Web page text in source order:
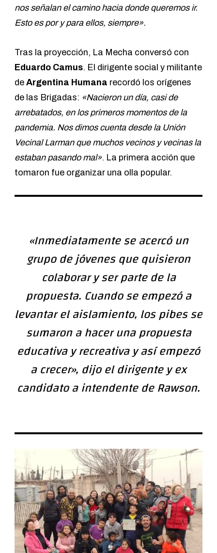
nos señalan el camino hacia donde queremos ir.
Esto es por y para ellos, siempre».
Tras la proyección, La Mecha conversó con
Eduardo Camus. El dirigente social y militante
de Argentina Humana recordó los orígenes
de las Brigadas: «Nacieron un día, casi de
arrebatados, en los primeros momentos de la
pandemia. Nos dimos cuenta desde la Unión
Vecinal Larman que muchos vecinos y vecinas la
estaban pasando mal». La primera acción que
tomaron fue organizar una olla popular.
«Inmediatamente se acercó un
grupo de jóvenes que quisieron
colaborar y ser parte de la
propuesta. Cuando se empezó a
levantar el aislamiento, los pibes se
sumaron a hacer una propuesta
educativa y recreativa y así empezó
a crecer», dijo el dirigente y ex
candidato a intendente de Rawson.